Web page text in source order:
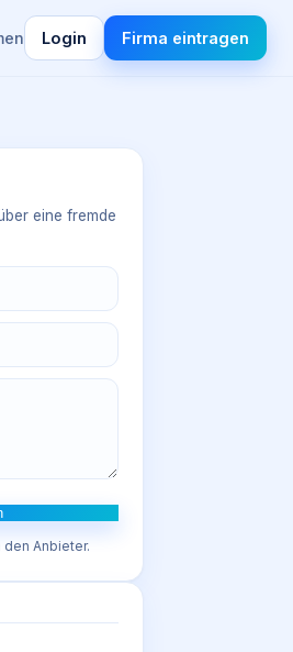
Login Firma eintragen
eine fremde
Anbieter.